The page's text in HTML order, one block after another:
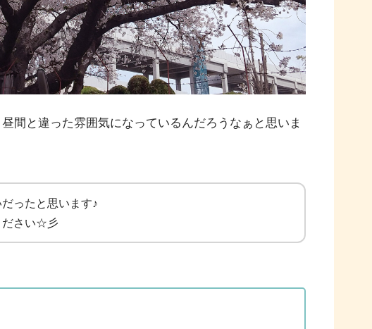
間と違った雰囲気になっているんだろうなぁと思いま
ったと思います♪
ださい☆彡